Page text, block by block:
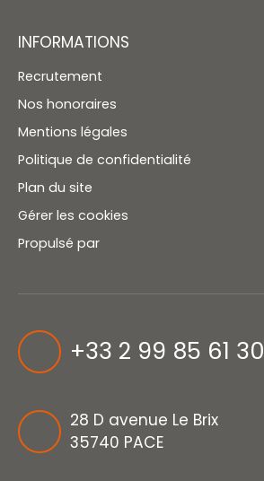
INFORMATIONS
Recrutement
Nos honoraires
Mentions légales
Politique de confidentialité
Plan du site
Gérer les cookies
Propulsé par
+33 2 99 85 61 30
28 D avenue Le Brix
35740 PACE